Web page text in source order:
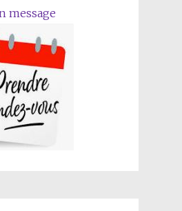
message